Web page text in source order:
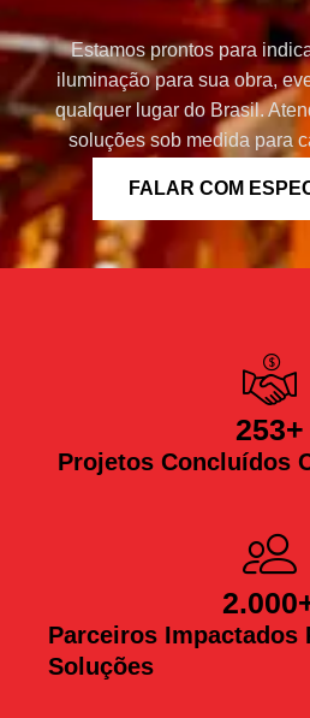
Estamos prontos para
iluminação para sua obra,
qualquer lugar do Brasil.
soluções sob medida para
FALAR COM
Projetos Concluídos
253+
Parceiros Impactados
Soluções
2.000